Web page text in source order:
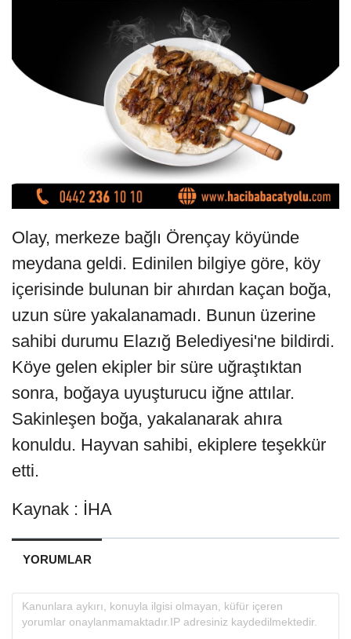
Olay, merkeze bağlı Örençay köyünde
meydana geldi. Edinilen bilgiye göre, köy
içerisinde bulunan bir ahırdan kaçan boğa,
uzun süre yakalanamadı. Bunun üzerine
sahibi durumu Elazığ Belediyesi'ne bildirdi.
Köye gelen ekipler bir süre uğraştıktan
sonra, boğaya uyuşturucu iğne attılar.
Sakinleşen boğa, yakalanarak ahıra
konuldu. Hayvan sahibi, ekiplere teşekkür
etti.
Kaynak : İHA
YORUMLAR